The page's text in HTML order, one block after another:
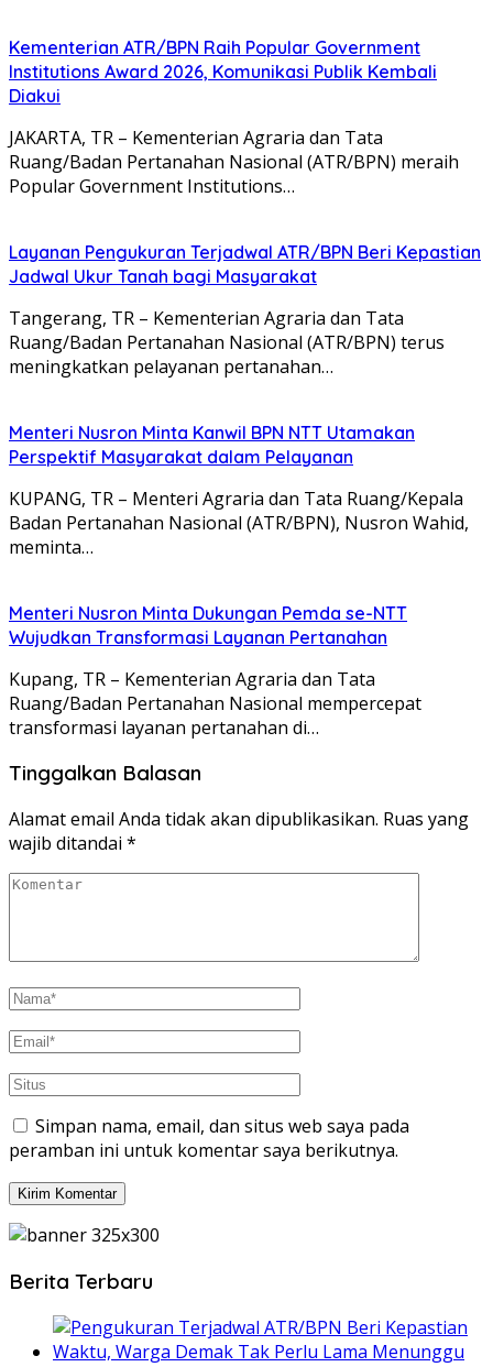
Kementerian ATR/BPN Raih Popular Government
Institutions Award 2026, Komunikasi Publik Kembali
Diakui
JAKARTA, TR – Kementerian Agraria dan Tata
Ruang/Badan Pertanahan Nasional (ATR/BPN) meraih
Popular Government Institutions…
Layanan Pengukuran Terjadwal ATR/BPN Beri Kepastian
Jadwal Ukur Tanah bagi Masyarakat
Tangerang, TR – Kementerian Agraria dan Tata
Ruang/Badan Pertanahan Nasional (ATR/BPN) terus
meningkatkan pelayanan pertanahan…
Menteri Nusron Minta Kanwil BPN NTT Utamakan
Perspektif Masyarakat dalam Pelayanan
KUPANG, TR – Menteri Agraria dan Tata Ruang/Kepala
Badan Pertanahan Nasional (ATR/BPN), Nusron Wahid,
meminta…
Menteri Nusron Minta Dukungan Pemda se-NTT
Wujudkan Transformasi Layanan Pertanahan
Kupang, TR – Kementerian Agraria dan Tata
Ruang/Badan Pertanahan Nasional mempercepat
transformasi layanan pertanahan di…
Tinggalkan Balasan
Alamat email Anda tidak akan dipublikasikan. Ruas yang
wajib ditandai *
Simpan nama, email, dan situs web saya pada
peramban ini untuk komentar saya berikutnya.
Berita Terbaru